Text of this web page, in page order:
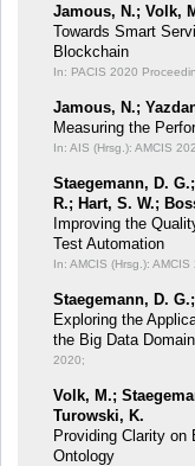
Jamous, N.; Volk,
Towards Smart
Blockchain
In: PACIS 2020
Jamous, N.;
Measuring the
In: AIS (Hrsg.): AMCIS
Staegemann, D.
R.; Hart, S. W.;
Improving the
Test Automation
In: AMCIS (Hrsg.):
Staegemann, D.
Exploring the
the Big Data Domain
2020;
Volk, M.;
Turowski, K.
Providing Clarity on
Ontology